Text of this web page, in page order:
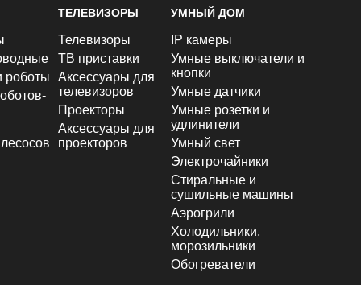
роботы
ТЕЛЕВИЗОРЫ
Телевизоры
ТВ приставки
Аксессуары для
телевизоров
Проекторы
Аксессуары для
проекторов
УМНЫЙ ДОМ
IP камеры
Умные выключатели и
кнопки
Умные датчики
Умные розетки и
удлинители
Умный свет
Электрочайники
Стиральные и
сушильные машины
Аэрогрили
Холодильники,
морозильники
Обогреватели